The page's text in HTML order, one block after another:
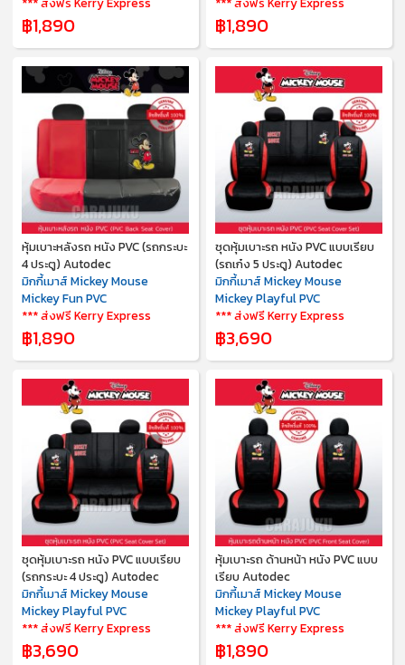
฿1,890 ฿1,890
หุ้มเบาะหลังรถ หนัง PVC (รถกระบะ
4 ประตู) Autodec
มิกกี้เมาส์ Mickey Mouse
Mickey Fun PVC
*** ส่งฟรี Kerry Express
฿1,890
ชุดหุ้มเบาะรถ หนัง PVC แบบเรียบ
(รถเก๋ง 5 ประตู) Autodec
มิกกี้เมาส์ Mickey Mouse
Mickey Playful PVC
*** ส่งฟรี Kerry Express
฿3,690
ชุดหุ้มเบาะรถ หนัง PVC แบบเรียบ
(รถกระบะ 4 ประตู) Autodec
มิกกี้เมาส์ Mickey Mouse
Mickey Playful PVC
*** ส่งฟรี Kerry Express
฿3,690
หุ้มเบาะรถ ด้านหน้า หนัง PVC แบบ
เรียบ Autodec
มิกกี้เมาส์ Mickey Mouse
Mickey Playful PVC
*** ส่งฟรี Kerry Express
฿1,890